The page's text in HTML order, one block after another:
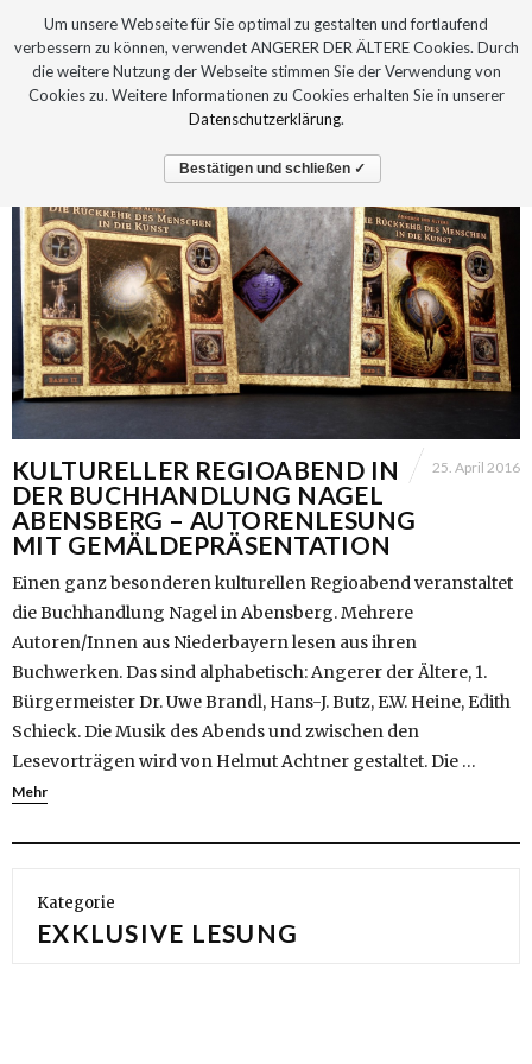
KULTURELLER REGIOABEND IN
DER BUCHHANDLUNG NAGEL
ABENSBERG – AUTORENLESUNG
MIT GEMÄLDEPRÄSENTATION
25. April 2016
Einen ganz besonderen kulturellen Regioabend veranstaltet
die Buchhandlung Nagel in Abensberg. Mehrere
Autoren/Innen aus Niederbayern lesen aus ihren
Buchwerken. Das sind alphabetisch: Angerer der Ältere, 1.
Bürgermeister Dr. Uwe Brandl, Hans-J. Butz, E.W. Heine, Edith
Schieck. Die Musik des Abends und zwischen den
Lesevorträgen wird von Helmut Achtner gestaltet. Die …
Mehr
Kategorie
EXKLUSIVE LESUNG
Um unsere Webseite für Sie optimal zu gestalten und fortlaufend
verbessern zu können, verwendet ANGERER DER ÄLTERE Cookies. Durch
die weitere Nutzung der Webseite stimmen Sie der Verwendung von
Cookies zu. Weitere Informationen zu Cookies erhalten Sie in unserer
Datenschutzerklärung.
Bestätigen und schließen ✓